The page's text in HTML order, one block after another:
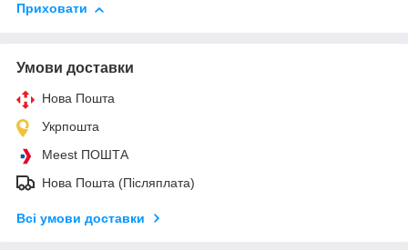
Приховати
Умови доставки
Нова Пошта
Укрпошта
Meest ПОШТА
Нова Пошта (Післяплата)
Всі умови доставки